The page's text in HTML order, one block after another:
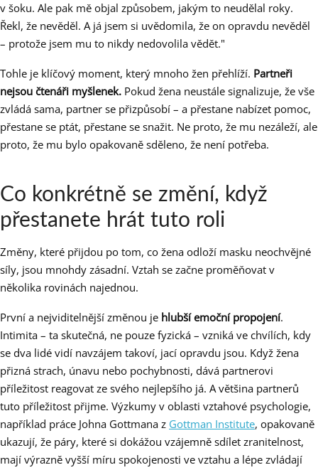
v šoku. Ale pak mě objal způsobem, jakým to neudělal roky.
Řekl, že nevěděl. A já jsem si uvědomila, že on opravdu nevěděl
– protože jsem mu to nikdy nedovolila vědět."
Tohle je klíčový moment, který mnoho žen přehlíží. Partneři
nejsou čtenáři myšlenek. Pokud žena neustále signalizuje, že vše
zvládá sama, partner se přizpůsobí – a přestane nabízet pomoc,
přestane se ptát, přestane se snažit. Ne proto, že mu nezáleží, ale
proto, že mu bylo opakovaně sděleno, že není potřeba.
Co konkrétně se změní, když
přestanete hrát tuto roli
Změny, které přijdou po tom, co žena odloží masku neochvějné
síly, jsou mnohdy zásadní. Vztah se začne proměňovat v
několika rovinách najednou.
První a nejviditelnější změnou je hlubší emoční propojení.
Intimita – ta skutečná, ne pouze fyzická – vzniká ve chvílích, kdy
se dva lidé vidí navzájem takoví, jací opravdu jsou. Když žena
přizná strach, únavu nebo pochybnosti, dává partnerovi
příležitost reagovat ze svého nejlepšího já. A většina partnerů
tuto příležitost přijme. Výzkumy v oblasti vztahové psychologie,
například práce Johna Gottmana z Gottman Institute, opakovaně
ukazují, že páry, které si dokážou vzájemně sdílet zranitelnost,
mají výrazně vyšší míru spokojenosti ve vztahu a lépe zvládají